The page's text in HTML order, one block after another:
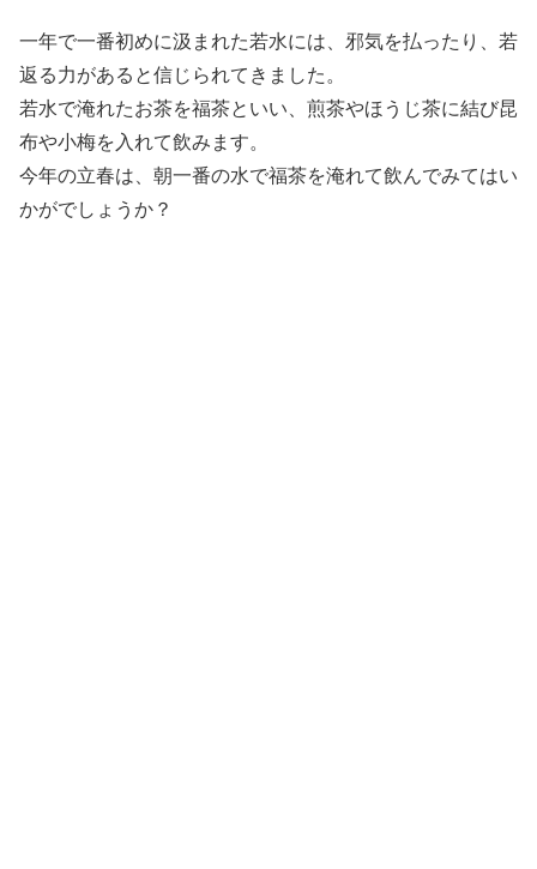
一年で一番初めに汲まれた若水には、邪気を払ったり、若
返る力があると信じられてきました。
若水で淹れたお茶を福茶といい、煎茶やほうじ茶に結び昆
布や小梅を入れて飲みます。
今年の立春は、朝一番の水で福茶を淹れて飲んでみてはい
かがでしょうか？